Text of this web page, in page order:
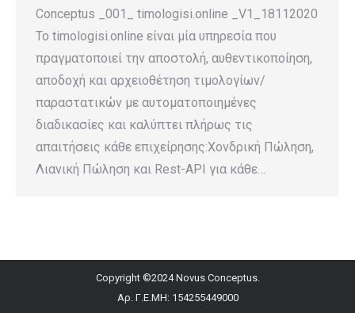
Conceptus _001_ timologisi.online _V1_18112020
To timologisi.online είναι μία υπηρεσία που
πραγματοποιεί την αποστολή, αυθεντικοποίηση,
αποδοχή και αρχειοθέτηση τιμολογίων/
παραστατικών με αυτοματοποιημένες
διαδικασίες και καλύπτει πλήρως τις
απαιτήσεις κάθε επιχείρησης:Χονδρική Πώληση,
Λιανική Πώληση και Rest-API για κάθε…
Copyright ©2024 Novus Conceptus.
Αρ. Γ.Ε.ΜΗ: 154255449000